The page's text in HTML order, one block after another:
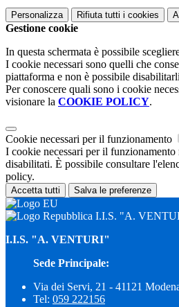
Personalizza Rifiuta tutti i cookies
Gestione cookie
In questa schermata è possibile
I cookie necessari sono quelli che
piattaforma e non è possibile
Per conoscere quali sono i cookie
visionare la COOKIE POLICY.
Cookie necessari per il funzionamento
I cookie necessari per il funzionamento
disabilitati. È possibile consultare
policy.
Accetta tutti Salva le preferenze
I.I.S. "A.
I.I.S. "A. VENTURI"
Sede Principale:
Via dei Servi, 21 - 41121
Tel: 059 222156